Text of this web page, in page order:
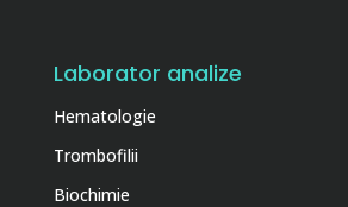
Laborator analize
Hematologie
Trombofilii
Biochimie